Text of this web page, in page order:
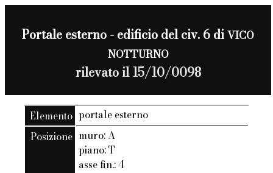
Portale esterno - edificio del civ. 6 diVICO
NOTTURNO
rilevato il 15/10/0098
Elemento portale esterno
Posizione muro: A
piano: T
asse fin.: 4